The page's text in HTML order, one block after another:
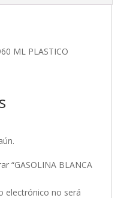
ML PLASTICO
“GASOLINA BLANCA
electrónico no será